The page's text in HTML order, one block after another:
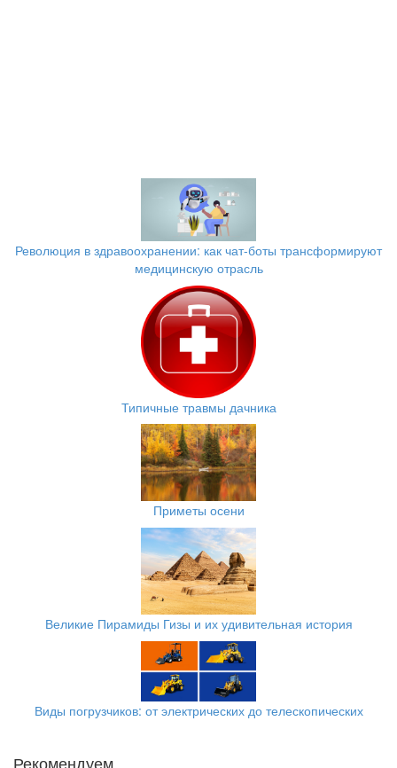
Революция в здравоохранении: как чат-боты трансформируют
медицинскую отрасль
Типичные травмы дачника
Приметы осени
Великие Пирамиды Гизы и их удивительная история
Виды погрузчиков: от электрических до телескопических
Рекомендуем